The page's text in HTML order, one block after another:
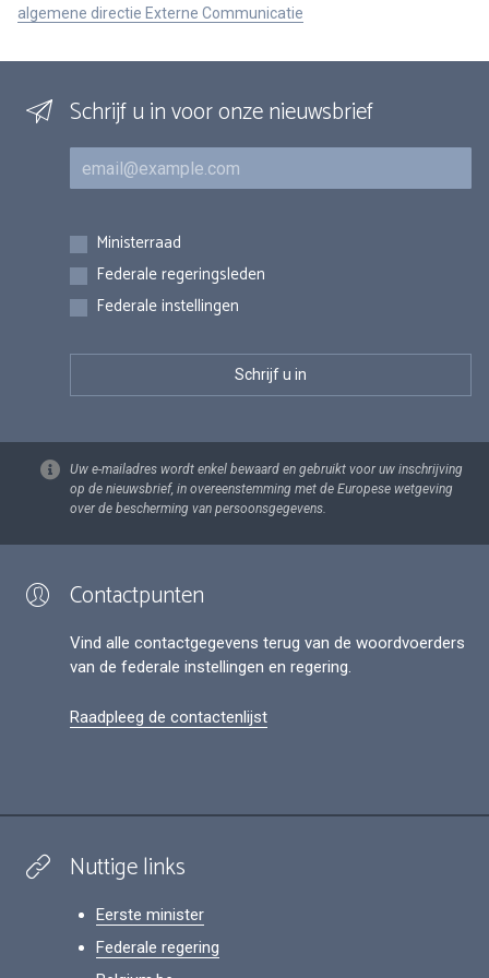
algemene directie Externe Communicatie
Schrijf u in voor onze nieuwsbrief
E-mail
Inschrijvingen
Ministerraad
Federale regeringsleden
Federale instellingen
Uw e-mailadres wordt enkel bewaard en gebruikt voor uw inschrijving
op de nieuwsbrief, in overeenstemming met de Europese wetgeving
over de bescherming van persoonsgegevens.
Contactpunten
Vind alle contactgegevens terug van de woordvoerders
van de federale instellingen en regering.
Raadpleeg de contactenlijst
Nuttige links
Eerste minister
Federale regering